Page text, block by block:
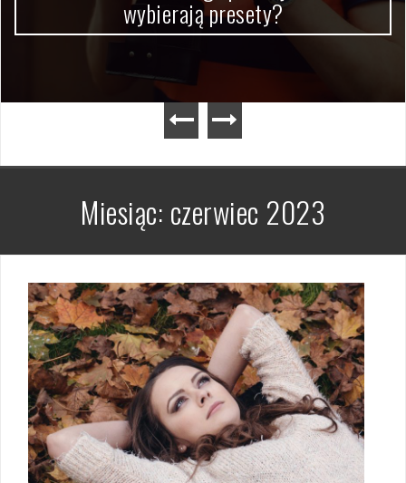
wybierają presety?
Miesiąc: czerwiec 2023